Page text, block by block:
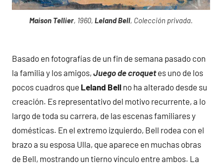
Maison Tellier, 1960, Leland Bell, Colección privada.
Basado en fotografías de un fin de semana pasado con
la familia y los amigos, Juego de croquetes uno de los
pocos cuadros que Leland Bell no ha alterado desde su
creación. Es representativo del motivo recurrente, a lo
largo de toda su carrera, de las escenas familiares y
domésticas. En el extremo izquierdo, Bell rodea con el
brazo a su esposa Ulla, que aparece en muchas obras
de Bell, mostrando un tierno vínculo entre ambos. La